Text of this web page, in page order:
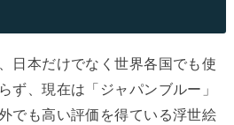
日本だけでなく世界各国でも使
ず、現在は「ジャパンブルー」
でも高い評価を得ている浮世絵